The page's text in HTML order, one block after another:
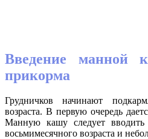
Введение манной
прикорма
Грудничков начинают
возраста. В первую очередь
Манную кашу следует
восьмимесячного возраста и